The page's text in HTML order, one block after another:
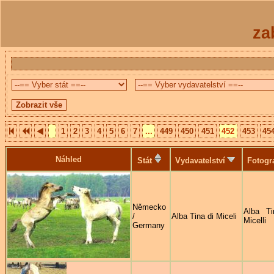
1 2 3 4 5 6 7 ... 449 450 451 452 453
Náhled Stát Vydavatelství
Německo
/
Germany
Alba Tina di Miceli
Alba
Micelli